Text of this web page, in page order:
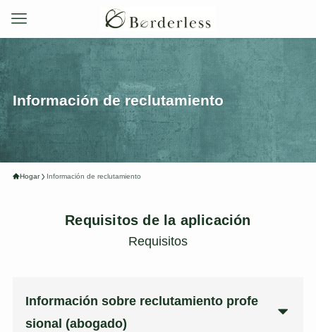
Información de reclutamiento
Hogar Información de reclutamiento
Requisitos de la aplicación
Requisitos
Información sobre reclutamiento profe
sional (abogado)